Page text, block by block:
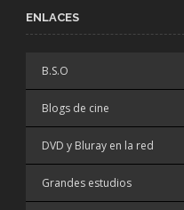
ENLACES
B.S.O
Blogs de cine
DVD y Bluray en la red
Grandes estudios